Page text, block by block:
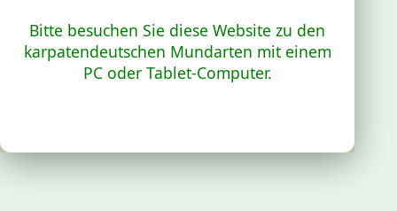
Bitte besuchen Sie diese Website zu den
karpatendeutschen Mundarten mit einem
PC oder Tablet-Computer.